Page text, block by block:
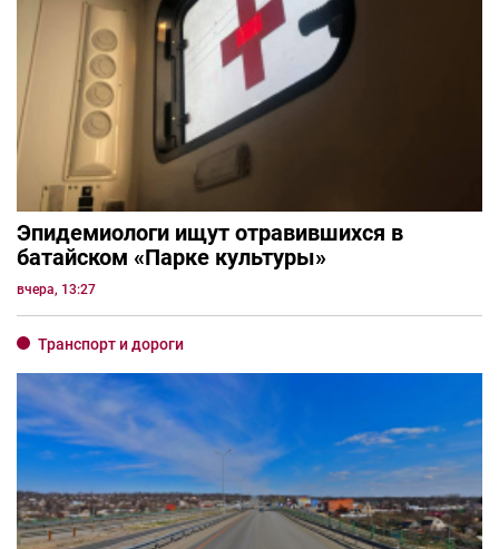
Эпидемиологи ищут отравившихся в
батайском «Парке культуры»
вчера, 13:27
Транспорт и дороги